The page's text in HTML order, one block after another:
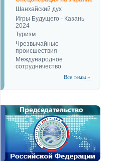
Шанхайский дух
Игры Будущего - Казань
2024
Туризм
Чрезвычайные
происшествия
Международное
сотрудничество
Все темы »